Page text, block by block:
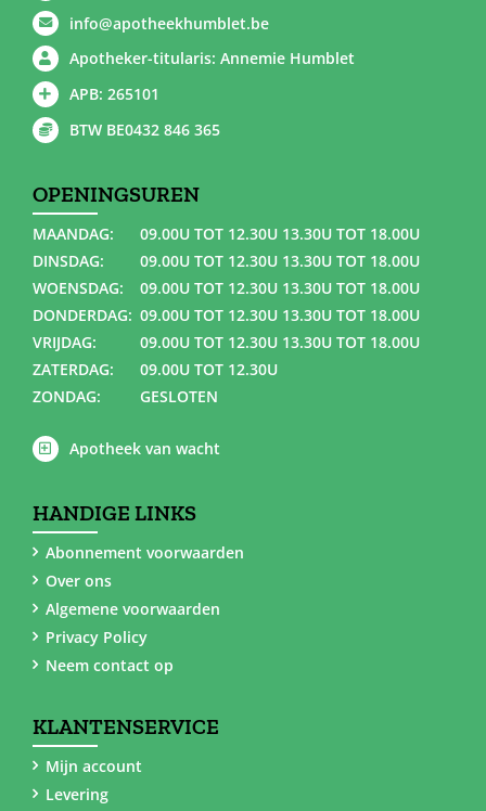
info@apotheekhumblet.be
Apotheker-titularis: Annemie Humblet
APB: 265101
BTW BE0432 846 365
OPENINGSUREN
MAANDAG:
09.00U TOT 12.30U 13.30U TOT 18.00U
DINSDAG:
09.00U TOT 12.30U 13.30U TOT 18.00U
WOENSDAG:
09.00U TOT 12.30U 13.30U TOT 18.00U
DONDERDAG: 09.00U TOT 12.30U 13.30U TOT 18.00U
VRIJDAG:
09.00U TOT 12.30U 13.30U TOT 18.00U
ZATERDAG:
09.00U TOT 12.30U
ZONDAG:
GESLOTEN
Apotheek van wacht
HANDIGE LINKS
Abonnement voorwaarden
Over ons
Algemene voorwaarden
Privacy Policy
Neem contact op
KLANTENSERVICE
Mijn account
Levering